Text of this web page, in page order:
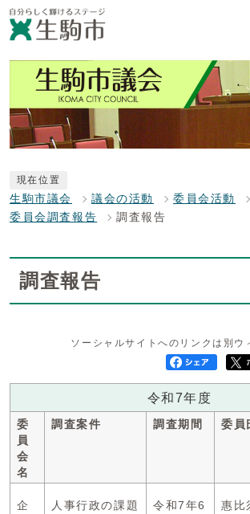
現在位置
生駒市議会 議会の活動
委員会活動
委員会調査報告
調査報告
調査報告
ソーシャルサイトへのリンクは別ウ
令和7年度
委
員
会
名
調査案件 調査期間 委員
企
人事行政の課題
令和7年6
惠